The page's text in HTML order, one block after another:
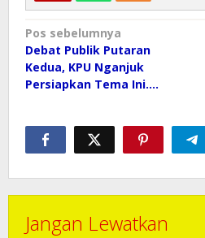
Navigasi
pos
Pos sebelumnya
Debat Publik Putaran
Kedua, KPU Nganjuk
Persiapkan Tema Ini….
Jangan Lewatkan